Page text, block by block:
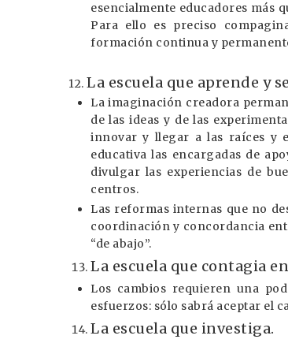
esencialmente educadores más
Para ello es preciso
formación continua y
12. La escuela que aprende y
La imaginación creadora
de las ideas y de las
innovar y llegar a las raíces y
educativa las encargadas de
divulgar las experiencias de
centros.
Las reformas internas que no
coordinación y concordancia
“de abajo”.
La escuela que contagia
Los cambios requieren una
esfuerzos: sólo sabrá aceptar el
La escuela que investiga.